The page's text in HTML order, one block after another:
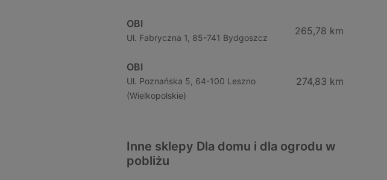
OBI
Ul. Fabryczna 1, 85-741 Bydgoszcz
265,78 km
OBI
Ul. Poznańska 5, 64-100 Leszno
(Wielkopolskie)
274,83 km
Inne sklepy Dla domu i dla ogrodu w
pobliżu